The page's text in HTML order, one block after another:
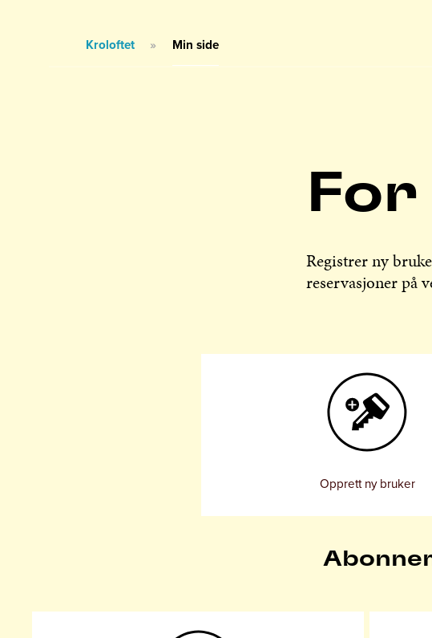
Kroloftet » Min side
Registrer ny
reservasjoner på
Opprett ny bruker